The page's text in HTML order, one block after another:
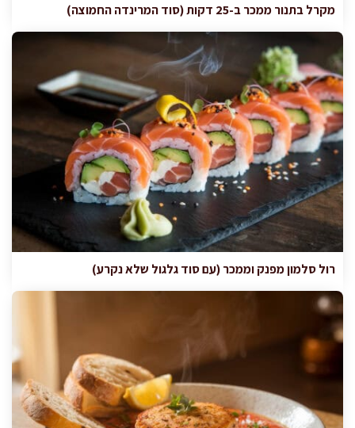
מקרל בתנור ממכר ב-25 דקות (סוד המרינדה החמוצה)
רול סלמון מפנק וממכר (עם סוד גלגול שלא נקרע)